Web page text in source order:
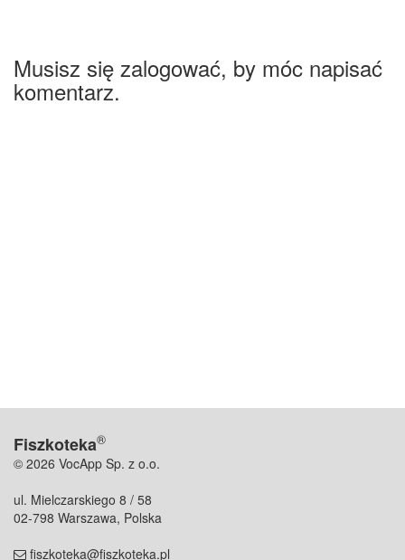
Musisz się zalogować, by móc napisać
komentarz.
Fiszkoteka®
© 2026 VocApp Sp. z o.o.
ul. Mielczarskiego 8 / 58
02-798 Warszawa, Polska
fiszkoteka@fiszkoteka.pl